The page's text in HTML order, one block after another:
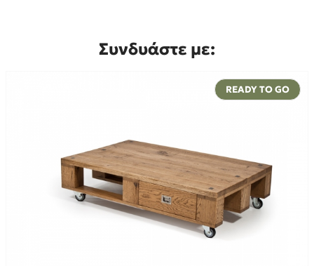
Συνδυάστε με:
READY TO GO